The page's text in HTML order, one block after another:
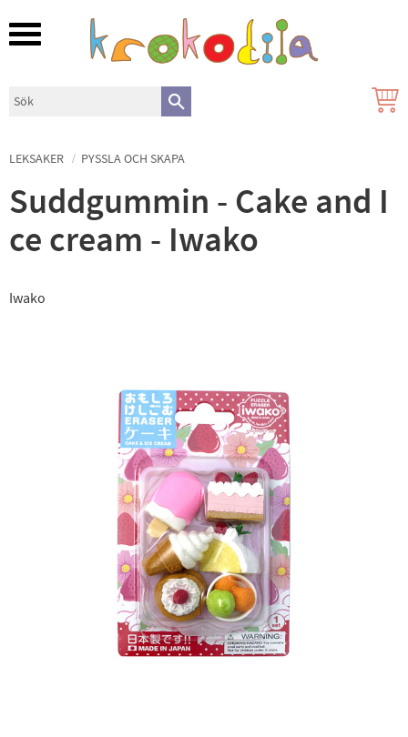
Meny
LEKSAKER PYSSLA OCH SKAPA
Suddgummin - Cake and I
ce cream - Iwako
Iwako